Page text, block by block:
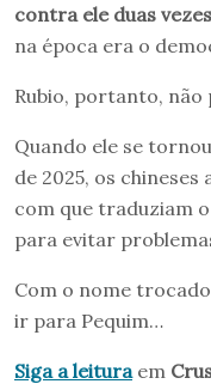
contra ele duas
na época era o
Rubio, portanto, não
Quando ele se
de 2025, os
com que traduziam
para evitar
Com o nome
ir para Pequim…
Siga a leituraem